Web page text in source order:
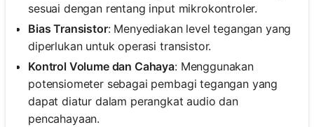
sesuai dengan rentang input mikrokontroler.
Bias Transistor: Menyediakan level tegangan yang
diperlukan untuk operasi transistor.
Kontrol Volume dan Cahaya: Menggunakan
potensiometer sebagai pembagi tegangan yang
dapat diatur dalam perangkat audio dan
pencahayaan.